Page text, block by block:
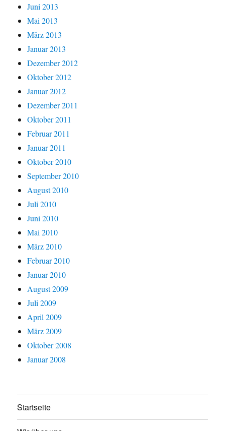
Juni 2013
Mai 2013
März 2013
Januar 2013
Dezember 2012
Oktober 2012
Januar 2012
Dezember 2011
Oktober 2011
Februar 2011
Januar 2011
Oktober 2010
September 2010
August 2010
Juli 2010
Juni 2010
Mai 2010
März 2010
Februar 2010
Januar 2010
August 2009
Juli 2009
April 2009
März 2009
Oktober 2008
Januar 2008
Startseite